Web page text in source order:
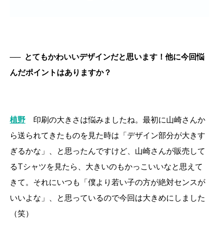
── とてもかわいいデザインだと思います！他に今回悩
んだポイントはありますか？
植野
印刷の大きさは悩みましたね。最初に山崎さんか
ら送られてきたものを見た時は「デザイン部分が大きす
ぎるかな」、と思ったんですけど、山崎さんが販売して
るTシャツを見たら、大きいのもかっこいいなと思えて
きて。それにいつも「僕より若い子の方が絶対センスが
いいよな」、と思っているので今回は大きめにしました
（笑）